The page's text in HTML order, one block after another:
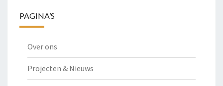
PAGINA’S
Over ons
Projecten & Nieuws